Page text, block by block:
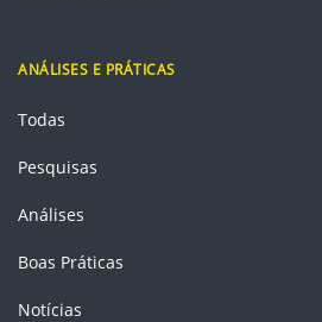
ANÁLISES E PRÁTICAS
Todas
Pesquisas
Análises
Boas Práticas
Notícias